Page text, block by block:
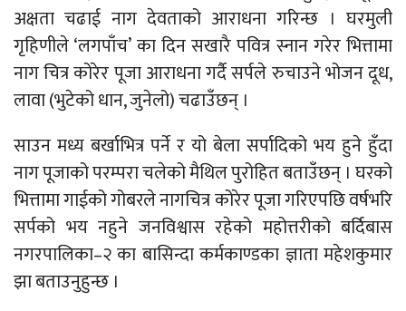
अक्षता चढाई नाग देवताको आराधना गरिन्छ । घरमुली
गृहिणीले ‘लगपाँच’ का दिन सखारै पवित्र स्नान गरेर भित्तामा
नाग चित्र कोरेर पूजा आराधना गर्दै सर्पले रुचाउने भोजन दूध,
लावा (भुटेको धान, जुनेलो) चढाउँछन् ।
साउन मध्य बर्खाभित्र पर्ने र यो बेला सर्पादिको भय हुने हुँदा
नाग पूजाको परम्परा चलेको मैथिल पुरोहित बताउँछन् । घरको
भित्तामा गाईको गोबरले नागचित्र कोरेर पूजा गरिएपछि वर्षभरि
सर्पको भय नहुने जनविश्वास रहेको महोत्तरीको बर्दिबास
नगरपालिका–२ का बासिन्दा कर्मकाण्डका ज्ञाता महेशकुमार
झा बताउनुहुन्छ ।